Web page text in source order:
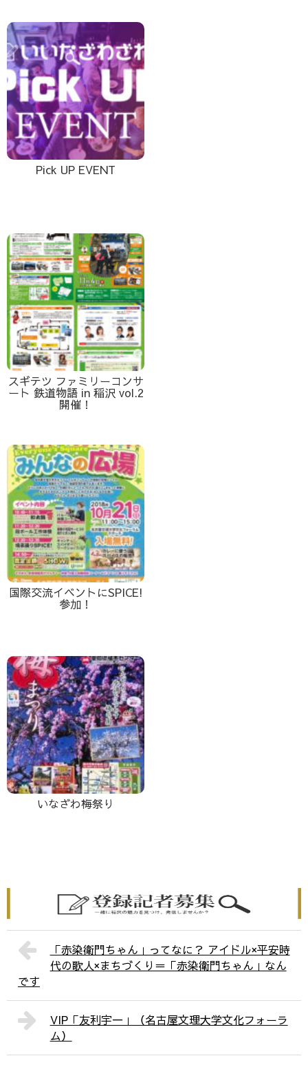
Pick UP EVENT
スギテツ ファミリーコンサ
ート 鉄道物語 in 稲沢 vol.2
開催！
国際交流イベントにSPICE!
参加！
いなざわ梅祭り
「赤染衛門ちゃん」ってなに？ アイドル×平安時
代の歌人×まちづくり＝「赤染衛門ちゃん」なん
です
VIP「友利宇一」（名古屋文理大学文化フォーラ
ム）